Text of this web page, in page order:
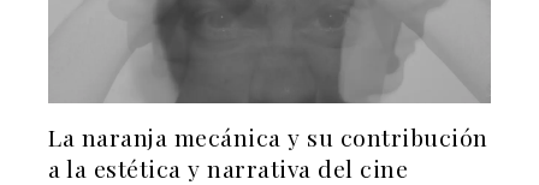
La naranja mecánica y su contribución
a la estética y narrativa del cine